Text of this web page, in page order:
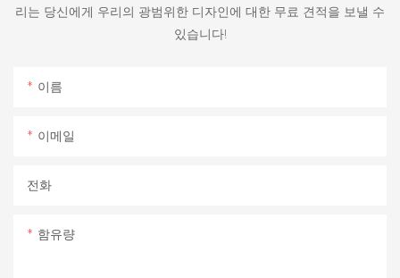
리는 당신에게 우리의 광범위한 디자인에 대한 무료 견적을 보낼 수
있습니다!
이름
이메일
전화
함유량